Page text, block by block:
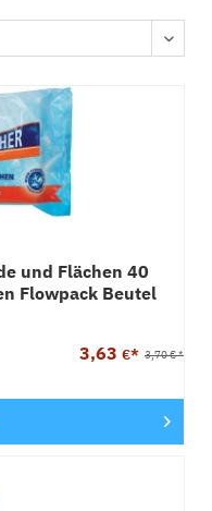
und Flächen 40
Flowpack Beutel
3,63 €* 3,70 € *